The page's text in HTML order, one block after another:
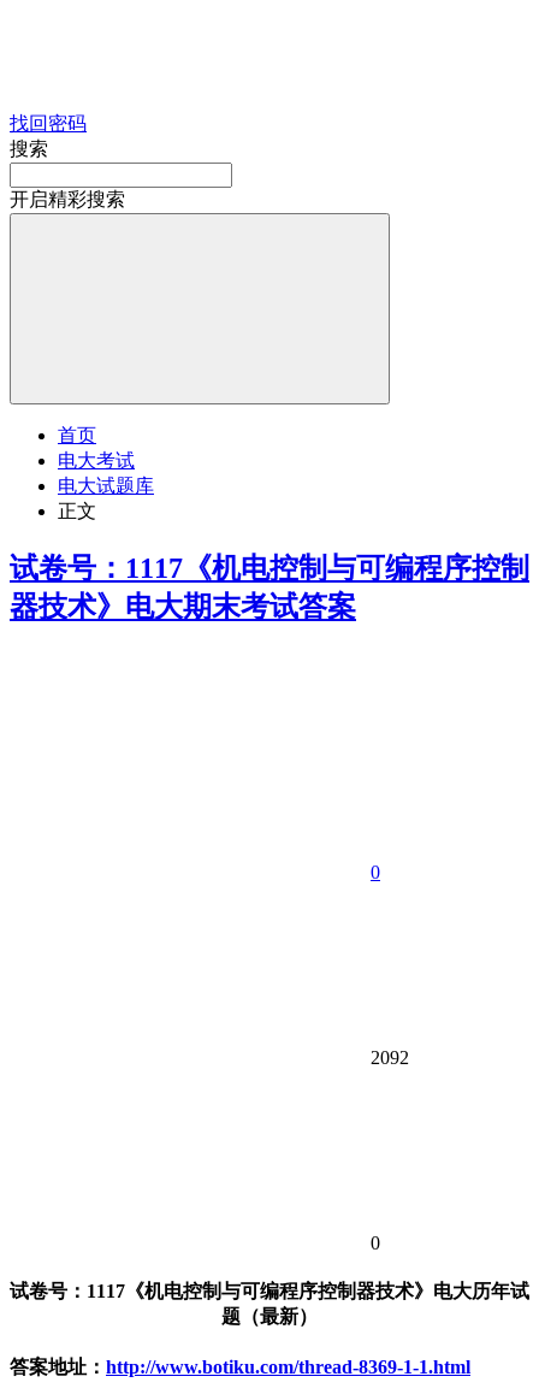
找回密码
搜索
开启精彩搜索
首页
电大考试
电大试题库
正文
试卷号：1117《机电控制与可编程序控制
器技术》电大期末考试答案
0
2092
0
试卷号：1117《机电控制与可编程序控制器技术》电大历年试
题（最新）
答案地址： http://www.botiku.com/thread-8369-1-1.html